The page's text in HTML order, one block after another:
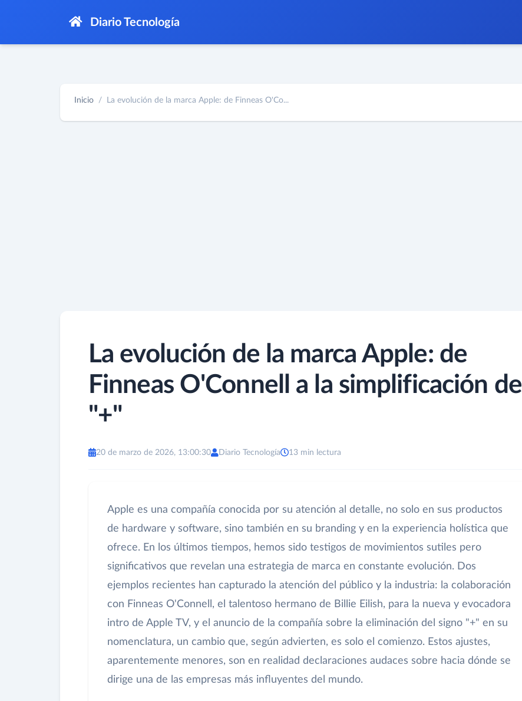
Diario Tecnología
Inicio La evolución de la marca Apple: de Finneas O'Co...
La evolución de la marca Apple: de
Finneas O'Connell a la simplificación del
"+"
20 de marzo de 2026, 13:00:30 Diario Tecnología 13 min lectura
Apple es una compañía conocida por su atención al detalle, no solo en sus productos
de hardware y software, sino también en su branding y en la experiencia holística que
ofrece. En los últimos tiempos, hemos sido testigos de movimientos sutiles pero
significativos que revelan una estrategia de marca en constante evolución. Dos
ejemplos recientes han capturado la atención del público y la industria: la colaboración
con Finneas O'Connell, el talentoso hermano de Billie Eilish, para la nueva y evocadora
intro de Apple TV, y el anuncio de la compañía sobre la eliminación del signo "+" en su
nomenclatura, un cambio que, según advierten, es solo el comienzo. Estos ajustes,
aparentemente menores, son en realidad declaraciones audaces sobre hacia dónde se
dirige una de las empresas más influyentes del mundo.